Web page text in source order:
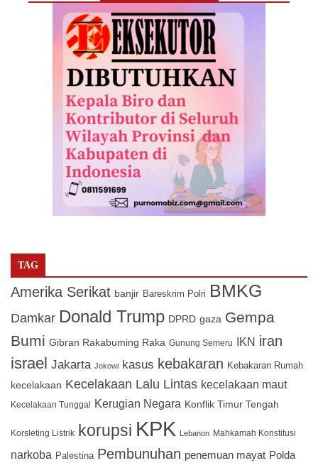
TAG
Amerika Serikat banjir Bareskrim Polri BMKG
Damkar Donald Trump DPRD gaza Gempa
Bumi Gibran Rakabuming Raka Gunung Semeru IKN iran
israel Jakarta Jokowi kasus kebakaran Kebakaran Rumah
kecelakaan Kecelakaan Lalu Lintas kecelakaan maut
Kecelakaan Tunggal Kerugian Negara Konflik Timur Tengah
Korsleting Listrik korupsi KPK Lebanon Mahkamah Konstitusi
narkoba Palestina Pembunuhan penemuan mayat Polda